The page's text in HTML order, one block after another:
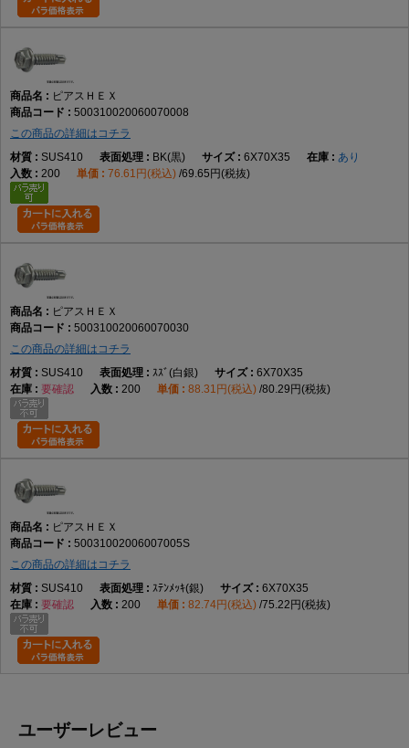
ピアスＨＥＸ
500310020060070008
この商品の詳細はコチラ
SUS410
BK(黒) 6X70X35
あり
200
76.61円(税込) 69.65円(税抜)
ピアスＨＥＸ
500310020060070030
この商品の詳細はコチラ
SUS410
ｽｽﾞ(白銀)
6X70X35
要確認
200 88.31円(税込) 80.29円(税抜)
ピアスＨＥＸ
50031002006007005S
この商品の詳細はコチラ
SUS410
ｽﾃﾝﾒｯｷ(銀)
6X70X35
要確認
200 82.74円(税込) 75.22円(税抜)
ユーザーレビュー